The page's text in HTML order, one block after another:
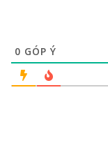
0 GÓP Ý